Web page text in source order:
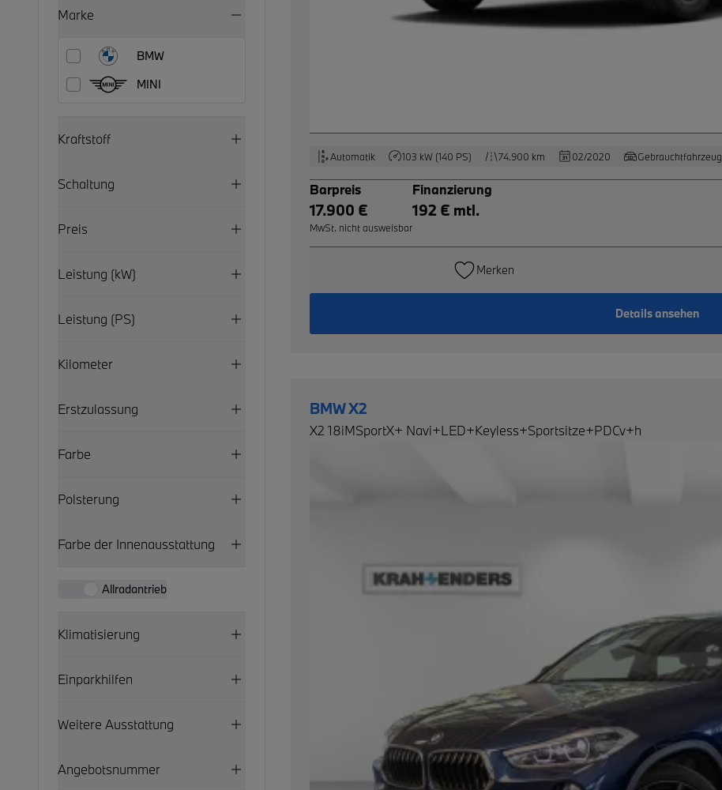
Marke
BMW
MINI
Kraftstoff
Schaltung
Preis
Leistung (kW)
Leistung (PS)
Kilometer
Erstzulassung
Farbe
Polsterung
Farbe der Innenausstattung
Allradantrieb
Klimatisierung
Einparkhilfen
Weitere Ausstattung
Angebotsnummer
Automatik 103 kW (140 PS) 74.900 km 02/2020 Gebrauchtfahrzeug
Barpreis
17.900 €
MwSt. nicht ausweisbar
Finanzierung
192 € mtl.
Details ansehen
Merken
BMW X2
X2 18iMSportX+ Navi+LED+Keyless+Sportsitze+PDCv+h